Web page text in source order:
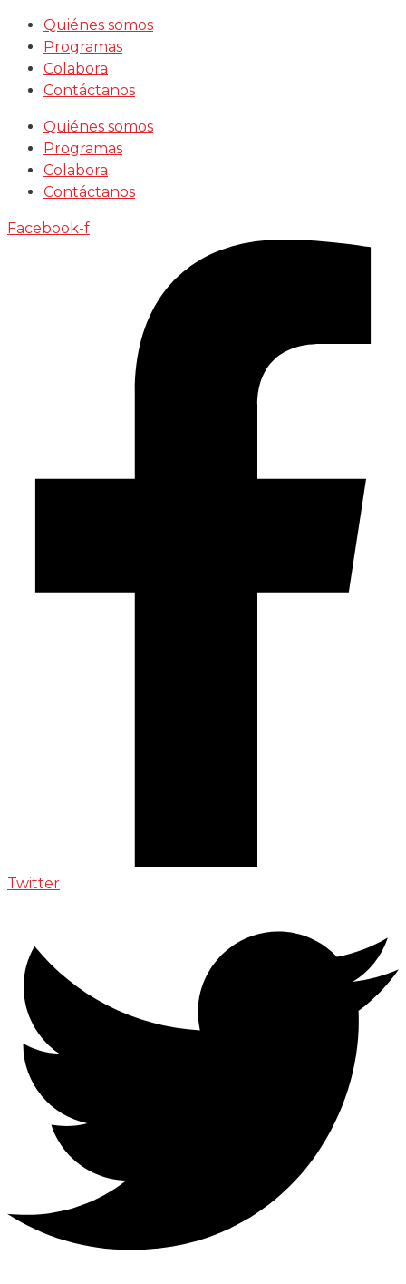
Saltar
contenido
Quiénes somos
Programas
Colabora
Contáctanos
Quiénes somos
Programas
Colabora
Contáctanos
Facebook-f
Twitter